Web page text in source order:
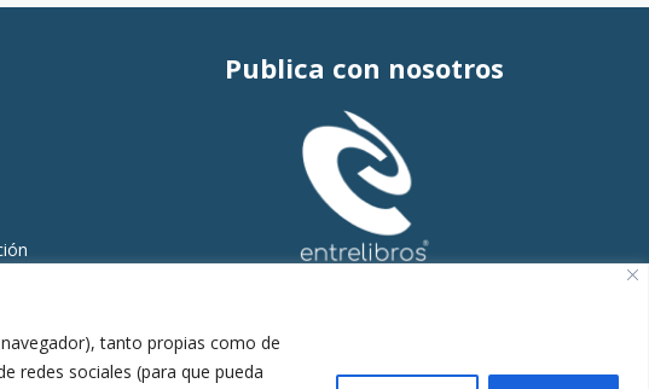
tanto propias como de
redes sociales (para que pueda
Publica con nosotros